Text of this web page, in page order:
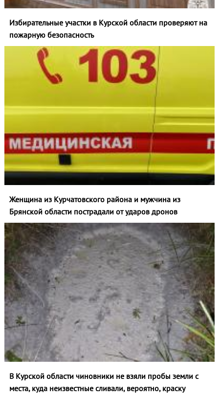
Избирательные участки в Курской области проверяют на
пожарную безопасность
Женщина из Курчатовского района и мужчина из
Брянской области пострадали от ударов дронов
В Курской области чиновники не взяли пробы земли с
места, куда неизвестные сливали, вероятно, краску